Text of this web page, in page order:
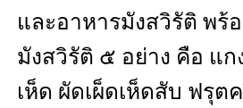
และอาหารมังสวิรัติ พร้
มังสวิรัติ ๕ อย่าง คือ แ
เห็ด ผัดเผ็ดเห็ดสับ ฟรุ